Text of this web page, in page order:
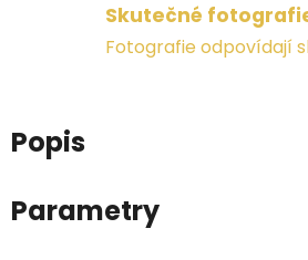
Skutečné
Fotografie odpovídají
Popis
Parametry